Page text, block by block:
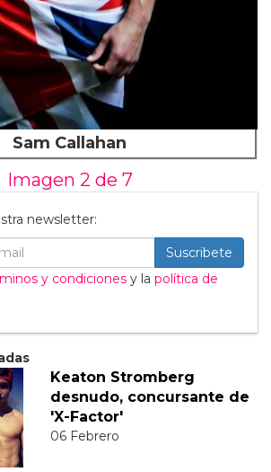
Sam Callahan
Imagen 2 de 7
newsletter:
Suscribete
y condiciones y la política de
Keaton Stromberg
desnudo, concursante de
'X-Factor'
06 Febrero